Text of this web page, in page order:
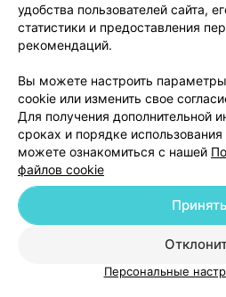
Добавить
Добавить
Новости проекта
Медицинский маркетинг
удобства пользователей сайта,
статистики и предоставления
рекомендаций.
Вы можете настроить
cookie или изменить свое
Для получения дополнительной
сроках и порядке
можете ознакомиться с нашей
файлов cookie
Принять
Персональные